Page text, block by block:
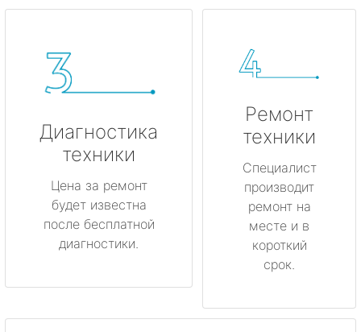
Диагностика
техники
Цена за ремонт
будет известна
после бесплатной
диагностики.
Ремонт
техники
Специалист
производит
ремонт на
месте и в
короткий
срок.